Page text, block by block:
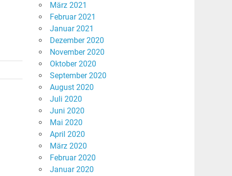
März 2021
Februar 2021
Januar 2021
Dezember 2020
November 2020
Oktober 2020
September 2020
August 2020
Juli 2020
Juni 2020
Mai 2020
April 2020
März 2020
Februar 2020
Januar 2020